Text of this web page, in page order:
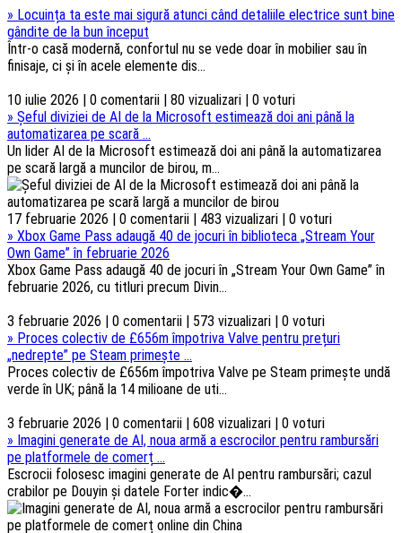
» Locuința ta este mai sigură atunci când detaliile electrice sunt bine
gândite de la bun început
Într-o casă modernă, confortul nu se vede doar în mobilier sau în
finisaje, ci și în acele elemente dis...
10 iulie 2026 | 0 comentarii | 80 vizualizari | 0 voturi
» Șeful diviziei de AI de la Microsoft estimează doi ani până la
automatizarea pe scară ...
Un lider AI de la Microsoft estimează doi ani până la automatizarea
pe scară largă a muncilor de birou, m...
17 februarie 2026 | 0 comentarii | 483 vizualizari | 0 voturi
» Xbox Game Pass adaugă 40 de jocuri în biblioteca „Stream Your
Own Game” în februarie 2026
Xbox Game Pass adaugă 40 de jocuri în „Stream Your Own Game” în
februarie 2026, cu titluri precum Divin...
3 februarie 2026 | 0 comentarii | 573 vizualizari | 0 voturi
» Proces colectiv de £656m împotriva Valve pentru prețuri
„nedrepte” pe Steam primește ...
Proces colectiv de £656m împotriva Valve pe Steam primește undă
verde în UK; până la 14 milioane de uti...
3 februarie 2026 | 0 comentarii | 608 vizualizari | 0 voturi
» Imagini generate de AI, noua armă a escrocilor pentru rambursări
pe platformele de comerț ...
Escrocii folosesc imagini generate de AI pentru rambursări; cazul
crabilor pe Douyin și datele Forter indic�...